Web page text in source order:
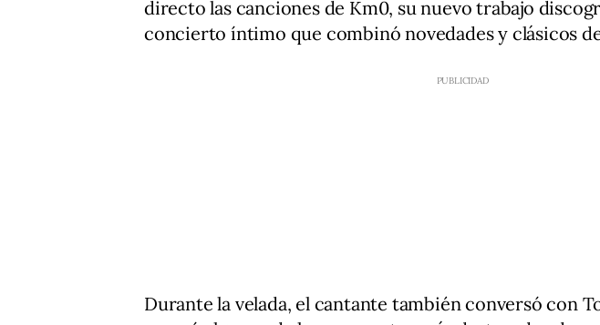
directo las canciones de Km0, su nuevo trabajo
concierto íntimo que combinó novedades y clásicos
Durante la velada, el cantante también conversó con